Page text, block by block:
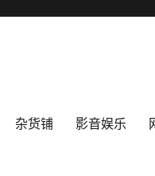
杂货铺 影音娱乐